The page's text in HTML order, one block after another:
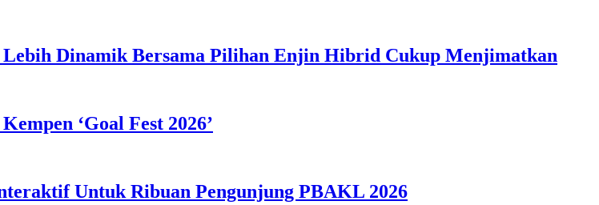
Lebih Dinamik Bersama Pilihan Enjin Hibrid Cukup Menjimatkan
‘Goal Fest 2026’
Untuk Ribuan Pengunjung PBAKL 2026